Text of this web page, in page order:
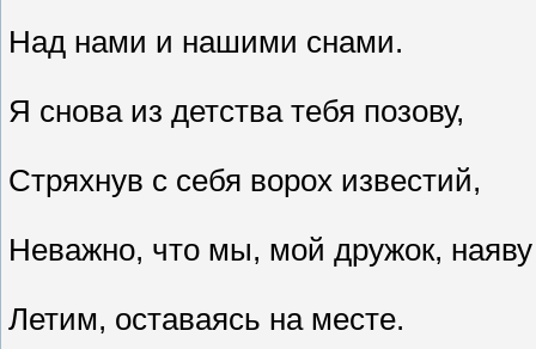
Над нами и нашими снами.
Я снова из детства тебя позову,
Стряхнув с себя ворох известий,
Неважно, что мы, мой дружок, наяву
Летим, оставаясь на месте.